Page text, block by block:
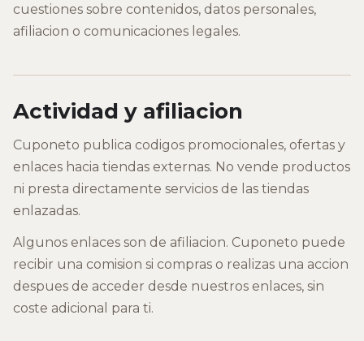
cuestiones sobre contenidos, datos personales,
afiliacion o comunicaciones legales.
Actividad y afiliacion
Cuponeto publica codigos promocionales, ofertas y
enlaces hacia tiendas externas. No vende productos
ni presta directamente servicios de las tiendas
enlazadas.
Algunos enlaces son de afiliacion. Cuponeto puede
recibir una comision si compras o realizas una accion
despues de acceder desde nuestros enlaces, sin
coste adicional para ti.